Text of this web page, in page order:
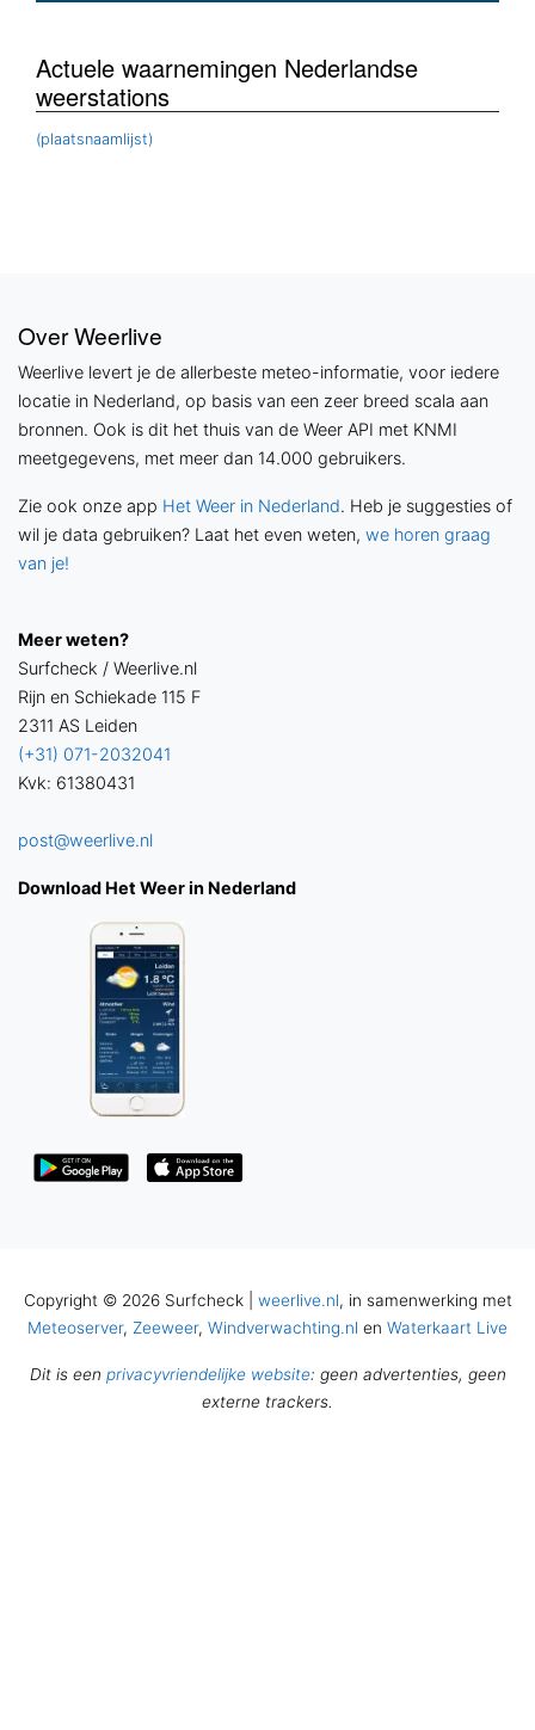
Actuele waarnemingen Nederlandse
weerstations
(plaatsnaamlijst)
Over Weerlive
Weerlive levert je de allerbeste meteo-informatie, voor iedere
locatie in Nederland, op basis van een zeer breed scala aan
bronnen. Ook is dit het thuis van de Weer API met KNMI
meetgegevens, met meer dan 14.000 gebruikers.
Zie ook onze app Het Weer in Nederland. Heb je suggesties of
wil je data gebruiken? Laat het even weten, we horen graag
van je!
Meer weten?
Surfcheck / Weerlive.nl
Rijn en Schiekade 115 F
2311 AS Leiden
(+31) 071-2032041
Kvk: 61380431
post@weerlive.nl
Download Het Weer in Nederland
Copyright © 2026 Surfcheck | weerlive.nl, in samenwerking met
Meteoserver, Zeeweer, Windverwachting.nl en Waterkaart Live
Dit is een privacyvriendelijke website: geen advertenties, geen
externe trackers.